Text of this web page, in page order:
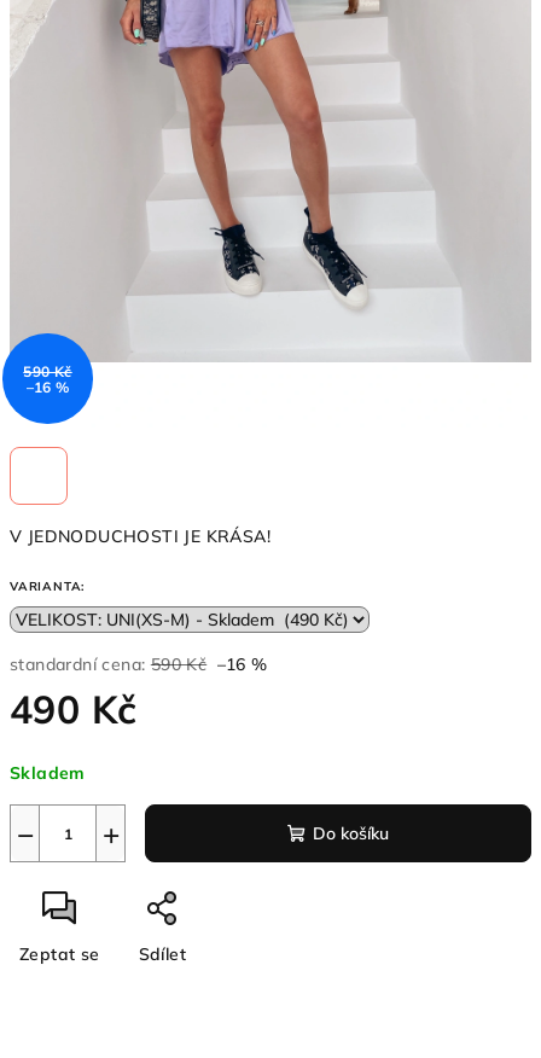
V JEDNODUCHOSTI JE KRÁSA!
VARIANTA:
standardní cena: 590 Kč –16 %
490 Kč
cena:
Skladem
+
− Do košíku
Zeptat se Sdílet
590 Kč
–16 %